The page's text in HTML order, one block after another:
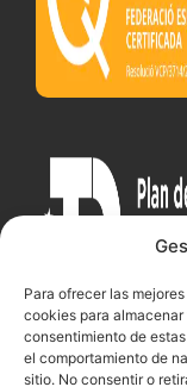
Para ofrecer las
cookies para
consentimiento de
el comportamiento de
sitio. No consentir o